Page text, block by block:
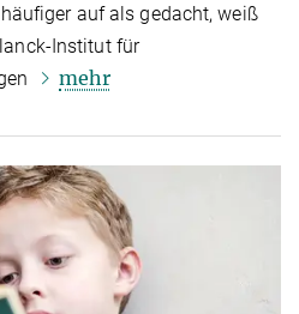
auf als gedacht, weiß
Institut für
mehr